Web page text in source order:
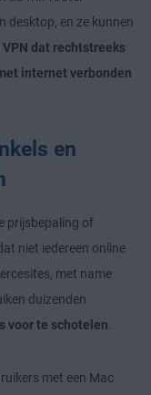
desktop, en ze kunnen
VPN dat rechtstreeks
internet verbonden
en
prijsbepaling of
niet iedereen online
met name
duizenden
voor te schotelen
met een Mac